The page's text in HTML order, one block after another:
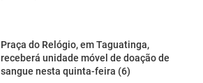
Praça do Relógio, em Taguatinga,
receberá unidade móvel de doação de
sangue nesta quinta-feira (6)